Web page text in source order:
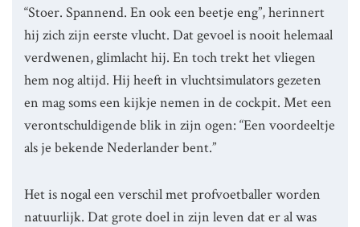
“Stoer. Spannend. En ook een beetje eng”, herinnert
hij zich zijn eerste vlucht. Dat gevoel is nooit helemaal
verdwenen, glimlacht hij. En toch trekt het vliegen
hem nog altijd. Hij heeft in vluchtsimulators gezeten
en mag soms een kijkje nemen in de cockpit. Met een
verontschuldigende blik in zijn ogen: “Een voordeeltje
als je bekende Nederlander bent.”
Het is nogal een verschil met profvoetballer worden
natuurlijk. Dat grote doel in zijn leven dat er al was